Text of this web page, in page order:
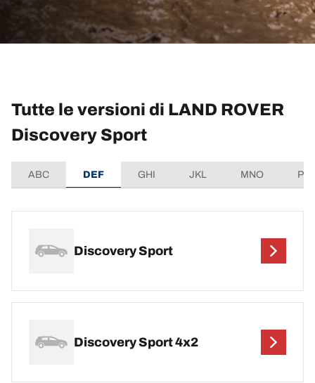
Tutte le versioni di LAND ROVER
Discovery Sport
ABC DEF GHI JKL MNO
Discovery Sport
Discovery Sport 4x2